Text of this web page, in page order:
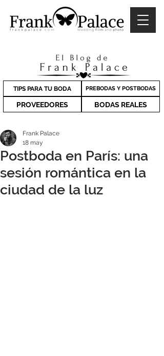
TIPS PARA TU BODA PREBODAS Y POSTBODAS
PROVEEDORES BODAS REALES
Postboda en París: una
sesión romántica en la
ciudad de la luz
Frank Palace
18 may